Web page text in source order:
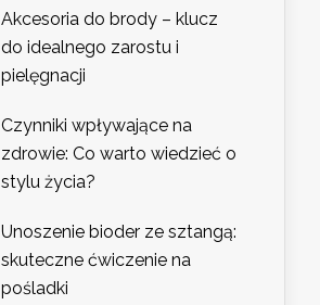
Akcesoria do brody – klucz
do idealnego zarostu i
pielęgnacji
Czynniki wpływające na
zdrowie: Co warto wiedzieć o
stylu życia?
Unoszenie bioder ze sztangą:
skuteczne ćwiczenie na
pośladki